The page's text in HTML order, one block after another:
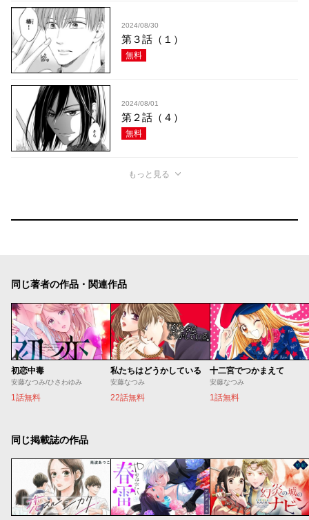
2024/08/30
第３話（１）
無料
2024/08/01
第２話（４）
無料
もっと見る
同じ著者の作品・関連作品
初恋中毒
安藤なつみ/ひさわゆみ
1話無料
私たちはどうかしている
安藤なつみ
22話無料
十二宮でつかまえて
安藤なつみ
1話無料
同じ掲載誌の作品